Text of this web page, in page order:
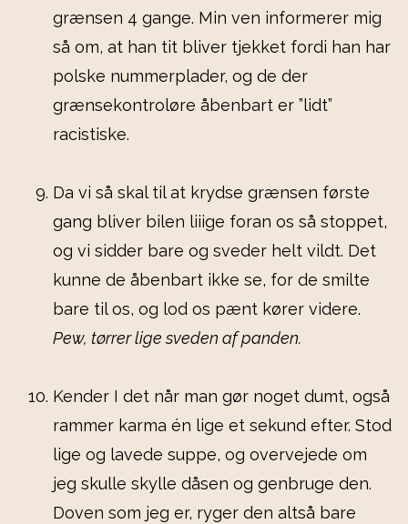
grænsen 4 gange. Min ven informerer mig
så om, at han tit bliver tjekket fordi han har
polske nummerplader, og de der
grænsekontroløre åbenbart er ”lidt”
racistiske.
Da vi så skal til at krydse grænsen første
gang bliver bilen liiige foran os så stoppet,
og vi sidder bare og sveder helt vildt. Det
kunne de åbenbart ikke se, for de smilte
bare til os, og lod os pænt kører videre.
Pew, tørrer lige sveden af panden.
Kender I det når man gør noget dumt, også
rammer karma én lige et sekund efter. Stod
lige og lavede suppe, og overvejede om
jeg skulle skylle dåsen og genbruge den.
Doven som jeg er, ryger den altså bare